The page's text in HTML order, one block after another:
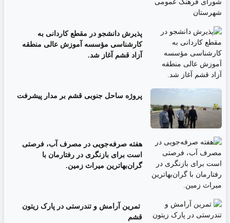
پذیرش دانشجو در مقطع کاردانی به
کارشناسی مؤسسه آموزش عالی منطقه
آزاد قشم آغاز شد.
پروژه ساحل جنوبی قشم بر مدار پیشرفت
‌هفته صرفه‌جویی در مصرف آب، فرصتی
است برای بازنگری در رفتارمان با
گران‌بهاترین میراث زمین.
تمرین آرامش و تندرستی در پارک زیتون
قشم